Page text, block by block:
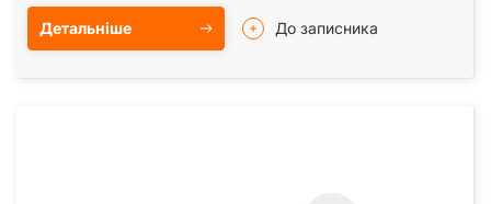
Детальніше До записника